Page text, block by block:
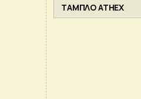
ΤΑΜΠΛΟ ATHEX